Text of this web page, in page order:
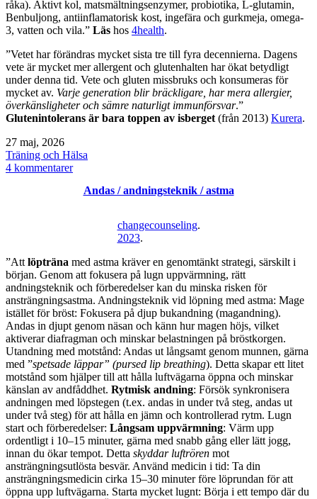
råka). Aktivt kol, matsmältningsenzymer, probiotika, L-glutamin,
Benbuljong, antiinflamatorisk kost, ingefära och gurkmeja, omega-
3, vatten och vila.” Läs hos 4health.
”Vetet har förändras mycket sista tre till fyra decennierna. Dagens
vete är mycket mer allergent och glutenhalten har ökat betydligt
under denna tid. Vete och gluten missbruks och konsumeras för
mycket av. Varje generation blir bräckligare, har mera allergier,
överkänsligheter och sämre naturligt immunförsvar.”
Glutenintolerans är bara toppen av isberget(från 2013) Kurera.
Publicerat
den
27 maj, 2026
Kategoriserat
som
Träning och Hälsa
4 kommentarertill
Andas / andningsteknik / astma
changecounseling.
2023.
”Att löpträna med astma kräver en genomtänkt strategi, särskilt i
början. Genom att fokusera på lugn uppvärmning, rätt
andningsteknik och förberedelser kan du minska risken för
ansträngningsastma. Andningsteknik vid löpning med astma: Mage
istället för bröst: Fokusera på djup bukandning (magandning).
Andas in djupt genom näsan och känn hur magen höjs, vilket
aktiverar diafragman och minskar belastningen på bröstkorgen.
Utandning med motstånd: Andas ut långsamt genom munnen, gärna
med ”spetsade läppar” (pursed lip breathing). Detta skapar ett litet
motstånd som hjälper till att hålla luftvägarna öppna och minskar
känslan av andfåddhet. Rytmisk andning: Försök synkronisera
andningen med löpstegen (t.ex. andas in under två steg, andas ut
under två steg) för att hålla en jämn och kontrollerad rytm. Lugn
start och förberedelser: Långsam uppvärmning: Värm upp
ordentligt i 10–15 minuter, gärna med snabb gång eller lätt jogg,
innan du ökar tempot. Detta skyddar luftrören mot
ansträngningsutlösta besvär. Använd medicin i tid: Ta din
ansträngningsmedicin cirka 15–30 minuter före löprundan för att
öppna upp luftvägarna. Starta mycket lugnt: Börja i ett tempo där du